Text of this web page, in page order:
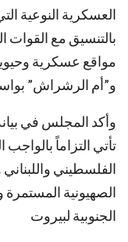
العسكرية النوعية
بالتنسيق مع القوات
مواقع عسكرية
و”أم الرشراش”
وأكد المجلس في
تأتي التزاماً
الفلسطيني
الصهيونية
الجنوبية لبيروت